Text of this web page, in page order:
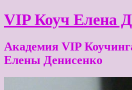
VIP Коуч Елена
Академия VIP
Елены Денисенко